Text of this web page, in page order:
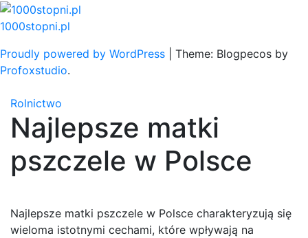
Skip
to
1000stopni.pl
Proudly powered by WordPress
Theme: Blogpecos by
Profoxstudio.
Rolnictwo
Najlepsze matki
pszczele w Polsce
Najlepsze matki pszczele w Polsce charakteryzują się
wieloma istotnymi cechami, które wpływają na